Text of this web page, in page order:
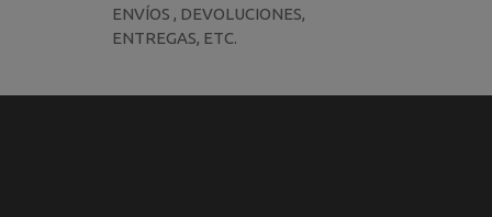
ENVÍOS , DEVOLUCIONES,
ENTREGAS, ETC.